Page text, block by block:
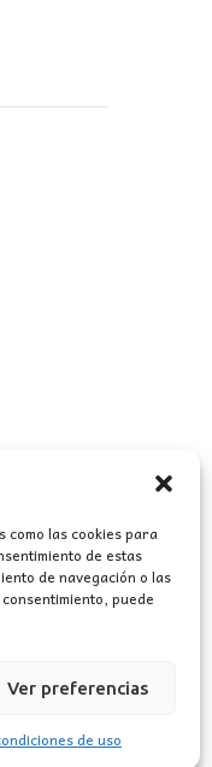
las cookies para
de estas
de navegación o las
puede
Ver preferencias
de uso